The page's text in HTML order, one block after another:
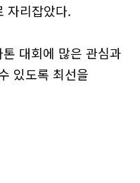
자리잡았다.
대회에 많은 관심과
있도록 최선을